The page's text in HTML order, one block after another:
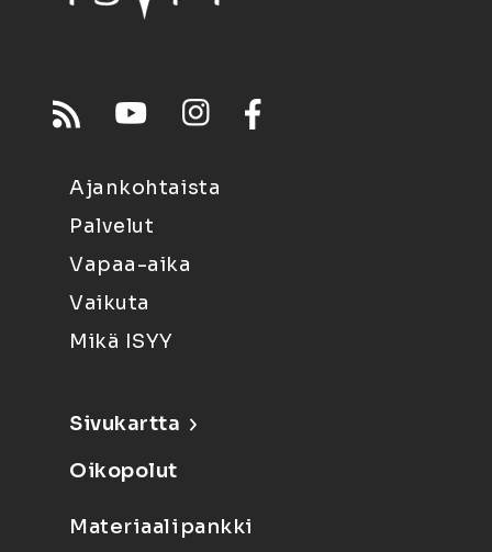
Ajankohtaista
Palvelut
Vapaa-aika
Vaikuta
Mikä ISYY
Sivukartta
Oikopolut
Materiaalipankki